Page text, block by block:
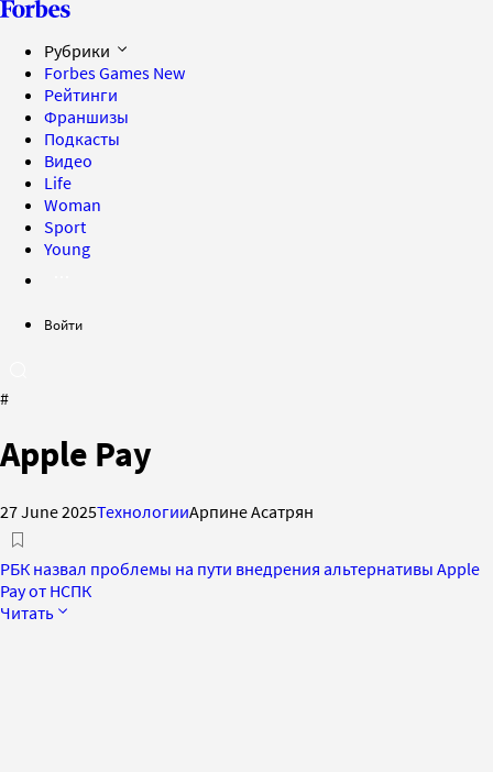
Рубрики
Forbes Games New
Рейтинги
Франшизы
Подкасты
Видео
Life
Woman
Sport
Young
Войти
#
Apple Pay
27 June 2025ТехнологииАрпине Асатрян
РБК назвал проблемы на пути внедрения альтернативы Apple
Pay от НСПК
Читать